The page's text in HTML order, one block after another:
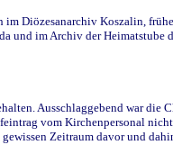
Diözesanarchiv Koszalin,
und im Archiv der
Ausschlaggebend war
vom Kirchenpersonal
Zeitraum davor und